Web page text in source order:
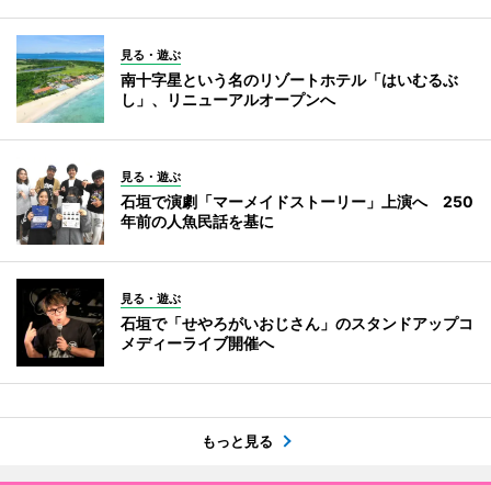
見る・遊ぶ
南十字星という名のリゾートホテル「はいむるぶ
し」、リニューアルオープンへ
見る・遊ぶ
石垣で演劇「マーメイドストーリー」上演へ 250
年前の人魚民話を基に
見る・遊ぶ
石垣で「せやろがいおじさん」のスタンドアップコ
メディーライブ開催へ
もっと見る